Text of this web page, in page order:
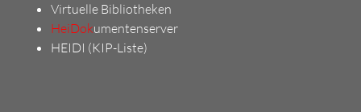
Virtuelle Bibliotheken
HeiDokumentenserver
HEIDI (KIP-Liste)